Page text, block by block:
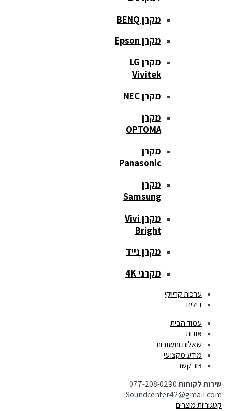
מקרן BENQ
מקרן Epson
מקרן LG
Vivitek
מקרן NEC
מקרן
OPTOMA
מקרן
Panasonic
מקרן
Samsung
מקרן Vivi
Bright
מקרן נייד
מקרני 4K
ערכות קריוקי
דילים
עמוד הבית
אודות
שאלות ותשובות
מידע מקצועי
צור קשר
שירות לקוחות077-208-0290
Soundcenter42@gmail.com
קטגוריות מוצרים